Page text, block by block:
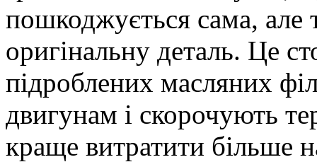
пошкоджується сама, але
оригінальну деталь. Це
підроблених масляних
двигунам і скорочують
краще витратити більше